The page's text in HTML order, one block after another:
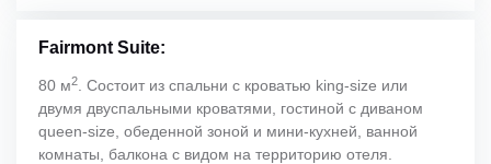
Fairmont Suite:
80 м2
. Состоит из спальни с кроватью king-size или
двумя двуспальными кроватями, гостиной с диваном
queen-size, обеденной зоной и мини-кухней, ванной
комнаты, балкона с видом на территорию отеля.